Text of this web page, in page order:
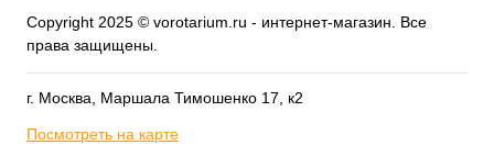
Copyright 2025 © vorotarium.ru - интернет-магазин. Все
права защищены.
г. Москва, Маршала Тимошенко 17, к2
Посмотреть на карте